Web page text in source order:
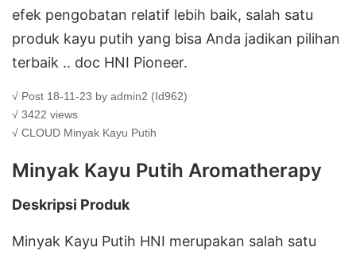
efek pengobatan relatif lebih baik, salah satu
produk kayu putih yang bisa Anda jadikan pilihan
terbaik .. doc HNI Pioneer.
√ Post 18-11-23 by admin2 (Id962)
√ 3422 views
√ CLOUD Minyak Kayu Putih
Minyak Kayu Putih Aromatherapy
Deskripsi Produk
Minyak Kayu Putih HNI merupakan salah satu